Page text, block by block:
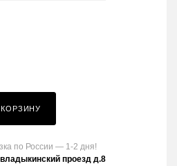
КОРЗИНУ
по России — 1-2 дня!
проезд д.8